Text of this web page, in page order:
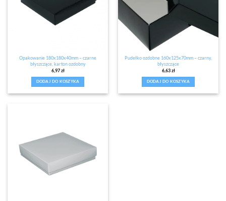
Opakowanie 180x180x40mm – czarne
błyszczące, karton ozdobny
6,97zł
DODAJ DO KOSZYKA
Pudełko ozdobne 160x125x70mm – czarny,
błyszczące
6,63zł
DODAJ DO KOSZYKA